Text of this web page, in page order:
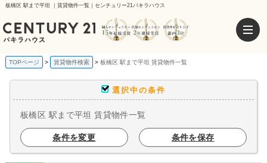
板橋区 駅まで平坦 ｜賃貸物件一覧｜センチュリー21パキラハウス
TOPページ 賃貸物件検索 板橋区 駅まで平坦 賃貸物件一覧
選択中の条件
板橋区 駅まで平坦 賃貸物件一覧
条件を変更 条件を保存